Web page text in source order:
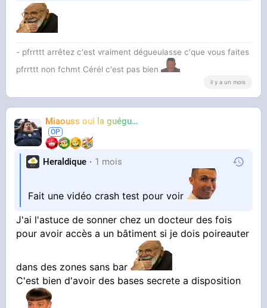
Malynx le lynx
- pfrrttt arrêtez c'est vraiment dégueulasse c'que vous faites
pfrrttt non fchmt Cérél c'est pas bien
il y a un mois
Miaouss oui la guéguérre
Heraldique 1 mois
Fait une vidéo crash test pour voir
J'ai l'astuce de sonner chez un docteur des fois
pour avoir accès a un bâtiment si je dois poireauter
dans des zones sans bar
C'est bien d'avoir des bases secrete a disposition